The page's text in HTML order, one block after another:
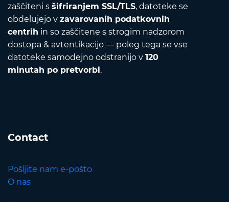
zaščiteni s šifriranjem SSL/TLS, datoteke se
obdelujejo v zavarovanih podatkovnih
centrih in so zaščitene s strogim nadzorom
dostopa & avtentikacijo — poleg tega se vse
datoteke samodejno odstranijo v 120
minutah po pretvorbi.
Contact
Pošljite nam e-pošto
O nas